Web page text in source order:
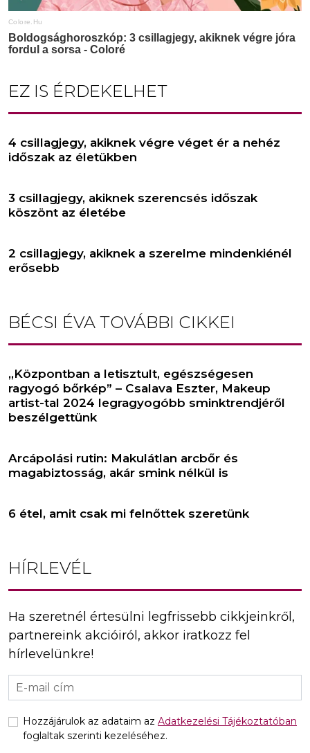
EZ IS ÉRDEKELHET
4 csillagjegy, akiknek végre véget ér a nehéz
időszak az életükben
3 csillagjegy, akiknek szerencsés időszak
köszönt az életébe
2 csillagjegy, akiknek a szerelme mindenkiénél
erősebb
BÉCSI ÉVA TOVÁBBI CIKKEI
,,Központban a letisztult, egészségesen
ragyogó bőrkép” – Csalava Eszter, Makeup
artist-tal 2024 legragyogóbb sminktrendjéről
beszélgettünk
Arcápolási rutin: Makulátlan arcbőr és
magabiztosság, akár smink nélkül is
6 étel, amit csak mi felnőttek szeretünk
HÍRLEVÉL
Ha szeretnél értesülni legfrissebb cikkjeinkről,
partnereink akcióiról, akkor iratkozz fel
hírlevelünkre!
Hozzájárulok az adataim az Adatkezelési Tájékoztatóban
foglaltak szerinti kezeléséhez.